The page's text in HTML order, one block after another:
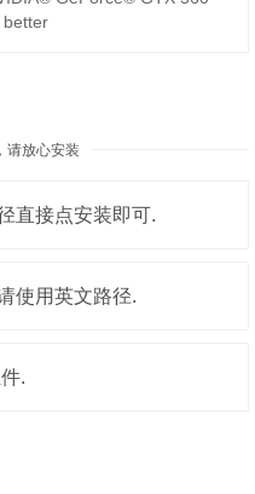
better
请放心安装
直接点安装即可.
使用英文路径.
.